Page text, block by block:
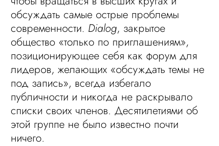
обсуждать самые острые проблемы
современности. Dialog, закрытое
общество «только по приглашениям»,
позиционирующее себя как форум для
лидеров, желающих «обсуждать темы не
под запись», всегда избегало
публичности и никогда не раскрывало
списки своих членов. Десятилетиями об
этой группе не было известно почти
ничего.